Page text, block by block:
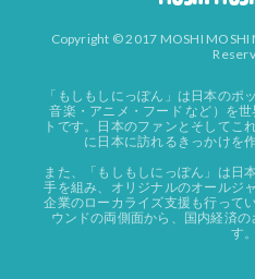
Copyright © 2017 MOSHI
「もしもしにっぽん」は日本のポ
音楽・アニメ・フード など）を
トです。日本のファンとそしてこ
に日本に訪れるきっかけを
また、「もしもしにっぽん」は日
手を組み、オリジナルのオールジ
企業のローカライズ支援も行って
ウンドの両側面から、国内経済
す。